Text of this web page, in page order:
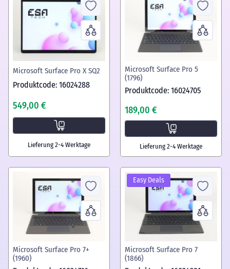
Microsoft Surface Pro X SQ2
Produktcode: 16024288
549,00 €
Lieferung 2-4 Werktage
Microsoft Surface Pro 5
(1796)
Produktcode: 16024705
189,00 €
Lieferung 2-4 Werktage
Microsoft Surface Pro 7+
(1960)
Easy Deals
Microsoft Surface Pro 7
(1866)